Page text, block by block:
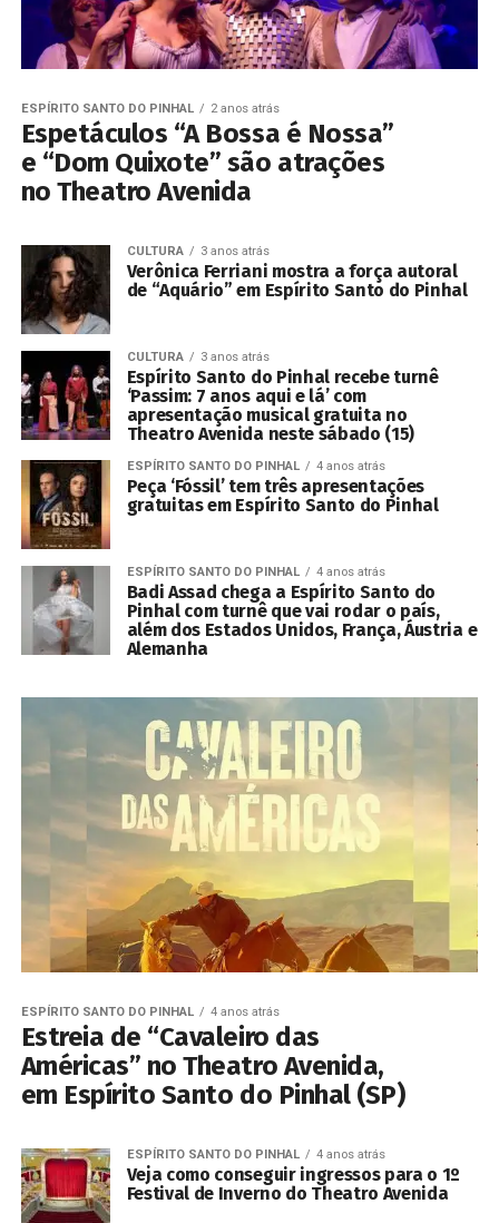
ESPÍRITO SANTO DO PINHAL 2 anos atrás
Espetáculos “A Bossa é Nossa”
e “Dom Quixote” são atrações
no Theatro Avenida
CULTURA 3 anos atrás
Verônica Ferriani mostra a força autoral
de “Aquário” em Espírito Santo do Pinhal
CULTURA 3 anos atrás
Espírito Santo do Pinhal recebe turnê
‘Passim: 7 anos aqui e lá’ com
apresentação musical gratuita no
Theatro Avenida neste sábado (15)
ESPÍRITO SANTO DO PINHAL 4 anos atrás
Peça ‘Fóssil’ tem três apresentações
gratuitas em Espírito Santo do Pinhal
ESPÍRITO SANTO DO PINHAL 4 anos atrás
Badi Assad chega a Espírito Santo do
Pinhal com turnê que vai rodar o país,
além dos Estados Unidos, França, Áustria e
Alemanha
ESPÍRITO SANTO DO PINHAL 4 anos atrás
Estreia de “Cavaleiro das
Américas” no Theatro Avenida,
em Espírito Santo do Pinhal (SP)
ESPÍRITO SANTO DO PINHAL 4 anos atrás
Veja como conseguir ingressos para o 1º
Festival de Inverno do Theatro Avenida